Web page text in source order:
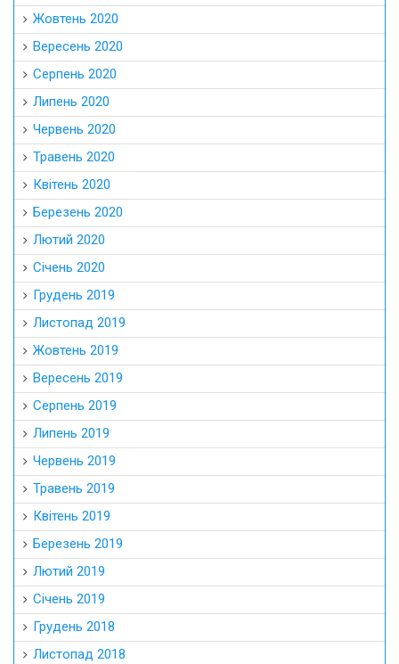
Жовтень 2020
Вересень 2020
Серпень 2020
Липень 2020
Червень 2020
Травень 2020
Квітень 2020
Березень 2020
Лютий 2020
Січень 2020
Грудень 2019
Листопад 2019
Жовтень 2019
Вересень 2019
Серпень 2019
Липень 2019
Червень 2019
Травень 2019
Квітень 2019
Березень 2019
Лютий 2019
Січень 2019
Грудень 2018
Листопад 2018